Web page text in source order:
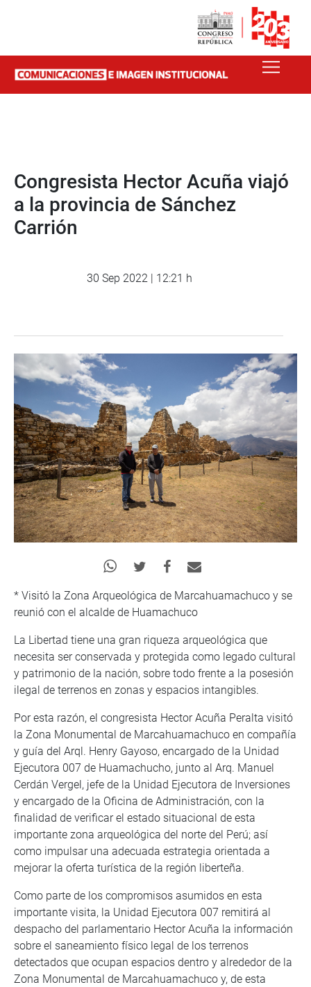
Congresista Hector Acuña viajó
a la provincia de Sánchez
Carrión
30 Sep 2022 | 12:21 h
* Visitó la Zona Arqueológica de Marcahuamachuco y se
reunió con el alcalde de Huamachuco
La Libertad tiene una gran riqueza arqueológica que
necesita ser conservada y protegida como legado cultural
y patrimonio de la nación, sobre todo frente a la posesión
ilegal de terrenos en zonas y espacios intangibles.
Por esta razón, el congresista Hector Acuña Peralta visitó
la Zona Monumental de Marcahuamachuco en compañía
y guía del Arql. Henry Gayoso, encargado de la Unidad
Ejecutora 007 de Huamachucho, junto al Arq. Manuel
Cerdán Vergel, jefe de la Unidad Ejecutora de Inversiones
y encargado de la Oficina de Administración, con la
finalidad de verificar el estado situacional de esta
importante zona arqueológica del norte del Perú; así
como impulsar una adecuada estrategia orientada a
mejorar la oferta turística de la región liberteña.
Como parte de los compromisos asumidos en esta
importante visita, la Unidad Ejecutora 007 remitirá al
despacho del parlamentario Hector Acuña la información
sobre el saneamiento físico legal de los terrenos
detectados que ocupan espacios dentro y alrededor de la
Zona Monumental de Marcahuamachuco y, de esta